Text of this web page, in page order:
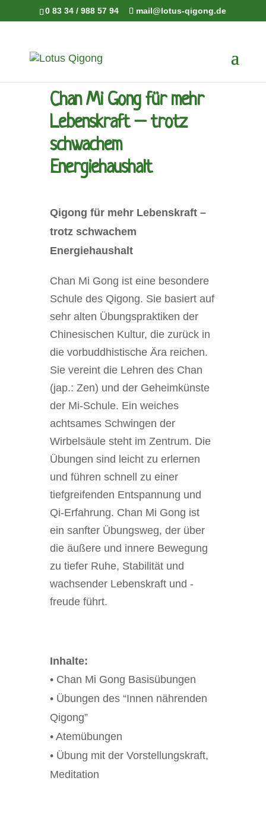
0 83 34 / 988 57 94 mail@lotus-qigong.de
Chan Mi Gong für mehr
Lebenskraft – trotz
schwachem
Energiehaushalt
Qigong für mehr Lebenskraft –
trotz schwachem
Energiehaushalt
Chan Mi Gong ist eine besondere
Schule des Qigong. Sie basiert auf
sehr alten Übungspraktiken der
Chinesischen Kultur, die zurück in
die vorbuddhistische Ära reichen.
Sie vereint die Lehren des Chan
(jap.: Zen) und der Geheimkünste
der Mi-Schule. Ein weiches
achtsames Schwingen der
Wirbelsäule steht im Zentrum. Die
Übungen sind leicht zu erlernen
und führen schnell zu einer
tiefgreifenden Entspannung und
Qi-Erfahrung. Chan Mi Gong ist
ein sanfter Übungsweg, der über
die äußere und innere Bewegung
zu tiefer Ruhe, Stabilität und
wachsender Lebenskraft und -
freude führt.
Inhalte:
• Chan Mi Gong Basisübungen
• Übungen des “Innen nährenden
Qigong”
• Atemübungen
• Übung mit der Vorstellungskraft,
Meditation